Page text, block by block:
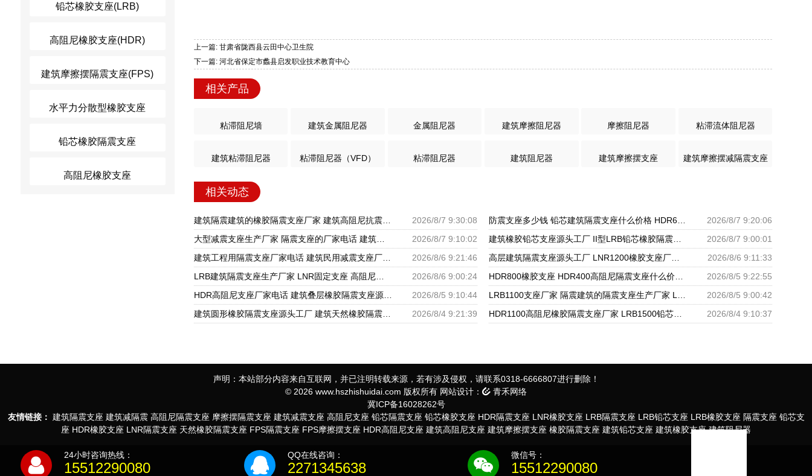
铅芯橡胶支座(LRB)
高阻尼橡胶支座(HDR)
建筑摩擦摆隔震支座(FPS)
水平力分散型橡胶支座
铅芯橡胶隔震支座
高阻尼橡胶支座
上一篇: 甘肃省陇西县云田中心卫生院
下一篇: 河北省保定市蠡县启发职业技术教育中心
相关产品
粘滞阻尼墙 建筑金属阻尼器 金属阻尼器 建筑摩擦阻尼器 摩擦阻尼器 粘滞流体阻尼器
建筑粘滞阻尼器 粘滞阻尼器（VFD） 粘滞阻尼器 建筑阻尼器 建筑摩擦摆支座 建筑摩擦摆减隔震支座
相关动态
建筑隔震建筑的橡胶隔震支座厂家 建筑高阻尼抗震支座厂家 隔震支座LNR700源头工厂 2026/8/7 9:30:08
2026/8/7 9:20:06
大型减震支座生产厂家 隔震支座的厂家电话 建筑橡胶隔震支座LNR厂家
2026/8/7 9:10:02
2026/8/7 9:00:01
建筑工程用隔震支座厂家电话 建筑民用减震支座厂家 建筑圆形铅芯橡胶隔震支座厂家
2026/8/6 9:21:46
2026/8/6 9:11:33
LRB建筑隔震支座生产厂家 LNR固定支座 高阻尼橡胶支座什么价格
2026/8/6 9:00:24
2026/8/5 9:22:55
HDR高阻尼支座厂家电话 建筑叠层橡胶隔震支座源头工厂 LNR水平分散力橡胶隔震支座源头工厂
2026/8/5 9:10:44
2026/8/5 9:00:42
建筑圆形橡胶隔震支座源头工厂 建筑天然橡胶隔震支座LRB700厂家 LNR建筑隔震支座报价
2026/8/4 9:21:39 2026/8/4 9:10:37
24小时咨询热线：
15512290080
QQ在线咨询：
2271345638
微信号：
15512290080
声明：本站部分内容来自互联网，并已注明转载来源，若有涉及侵权，请联系0318-6666807进行删除！
© 2026 www.hszhishuidai.com 版权所有 网站设计：
青禾网络
冀ICP备16028262号
友情链接： 建筑隔震支座 建筑减隔震 高阻尼隔震支座 摩擦摆隔震支座 建筑减震支座 高阻尼支座 铅芯隔震支座 铅芯橡胶支座 HDR隔震支座 LNR橡胶支座 LRB隔震支座 LRB铅芯支座 LRB橡胶支座 隔震支座 铅芯支
座 HDR橡胶支座 LNR隔震支座 天然橡胶隔震支座 FPS隔震支座 FPS摩擦摆支座 HDR高阻尼支座 建筑高阻尼支座 建筑摩擦摆支座 橡胶隔震支座 建筑铅芯支座 建筑橡胶支座 建筑阻尼器